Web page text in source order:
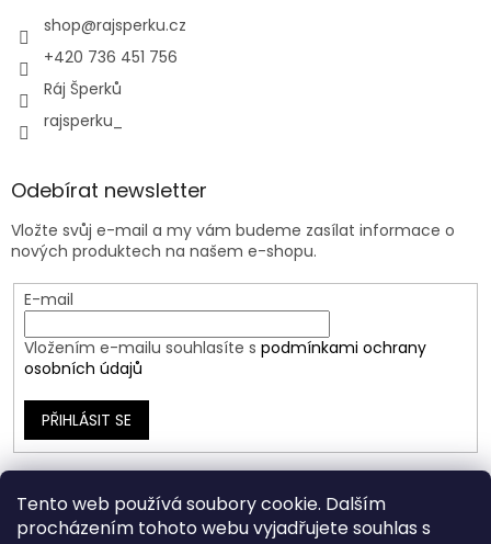
Tento web používá soubory cookie. Dalším
procházením tohoto webu vyjadřujete souhlas s
shop@rajsperku.cz
+420 736 451 756
Ráj Šperků
rajsperku_
Odebírat newsletter
Vložte svůj e-mail a my vám budeme zasílat informace o
nových produktech na našem e-shopu.
E-mail
Vložením e-mailu souhlasíte s podmínkami ochrany
osobních údajů
PŘIHLÁSIT SE